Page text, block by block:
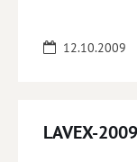
12.10.2009
LAVEX-2009